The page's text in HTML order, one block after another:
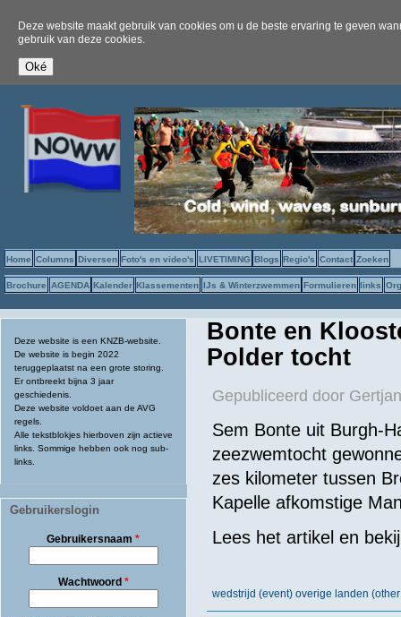
Deze website maakt gebruik van cookies om u de beste ervaring te geven
gebruik van deze cookies.
Home Columns Diversen Foto's en video's LIVETIMING Blogs Regio's Contact Zoeken
Brochure AGENDA Kalender Klassementen IJs & Winterzwemmen Formulieren links
Deze website is een KNZB-website.
De website is begin 2022
teruggeplaatst na een grote storing.
Er ontbreekt bijna 3 jaar
geschiedenis.
Deze website voldoet aan de AVG
regels.
Alle tekstblokjes hierboven zijn actieve
links. Sommige hebben ook nog sub-
links.
Gebruikerslogin
Gebruikersnaam*
Wachtwoord *
Bonte en
Polder tocht
Gepubliceerd door
Sem Bonte uit Burgh-
zeezwemtocht
zes kilometer tussen
Kapelle afkomstige
Lees het artikel en
wedstrijd (event) overige landen